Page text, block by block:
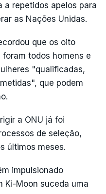
a repetidos apelos para
as Nações Unidas.
que os oito
todos homens e
"qualificadas,
que podem
a ONU já foi
de seleção,
últimos meses.
impulsionado
Ki-Moon suceda uma